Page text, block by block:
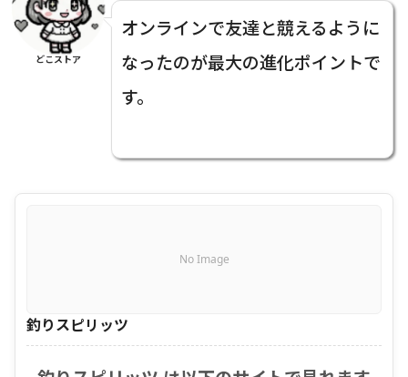
どこストア
オンラインで友達と競えるように
なったのが最大の進化ポイントで
す。
No Image
釣りスピリッツ